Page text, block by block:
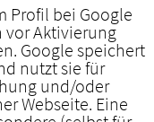
Profil bei Google
vor Aktivierung
Google speichert
nutzt sie für
und/oder
Webseite. Eine